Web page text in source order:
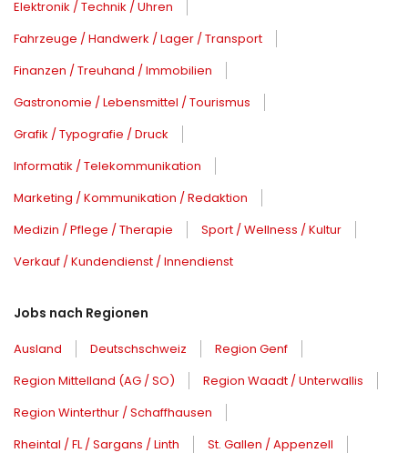
Elektronik / Technik / Uhren
Fahrzeuge / Handwerk / Lager / Transport
Finanzen / Treuhand / Immobilien
Gastronomie / Lebensmittel / Tourismus
Grafik / Typografie / Druck
Informatik / Telekommunikation
Marketing / Kommunikation / Redaktion
Medizin / Pflege / Therapie
Sport / Wellness / Kultur
Verkauf / Kundendienst / Innendienst
Jobs nach Regionen
Ausland Deutschschweiz
Region Genf
Region Mittelland (AG / SO)
Region Waadt / Unterwallis
Region Winterthur / Schaffhausen
Rheintal / FL / Sargans / Linth
St. Gallen / Appenzell